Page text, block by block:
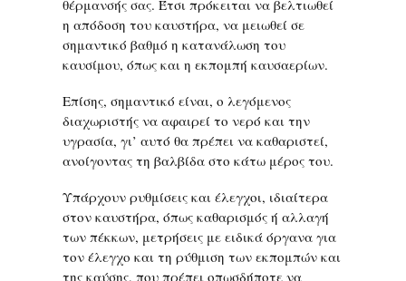
θέρμανσής σας. Έτσι πρόκειται να βελτιωθεί
η απόδοση του καυστήρα, να μειωθεί σε
σημαντικό βαθμό η κατανάλωση του
καυσίμου, όπως και η εκπομπή καυσαερίων.
Επίσης, σημαντικό είναι, ο λεγόμενος
διαχωριστής να αφαιρεί το νερό και την
υγρασία, γι’ αυτό θα πρέπει να καθαριστεί,
ανοίγοντας τη βαλβίδα στο κάτω μέρος του.
Υπάρχουν ρυθμίσεις και έλεγχοι, ιδιαίτερα
στον καυστήρα, όπως καθαρισμός ή αλλαγή
των πέκκων, μετρήσεις με ειδικά όργανα για
τον έλεγχο και τη ρύθμιση των εκπομπών και
της καύσης, που πρέπει οπωσδήποτε να